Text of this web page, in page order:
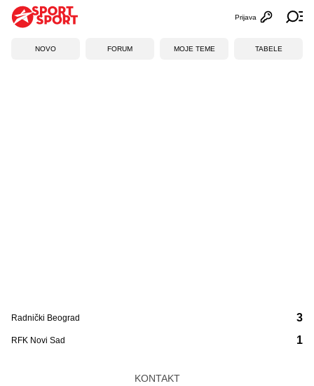
Otvori
Prijava
NOVO FORUM MOJE TEME TABELE
Radnički Beograd
RFK Novi Sad
3
1
KONTAKT